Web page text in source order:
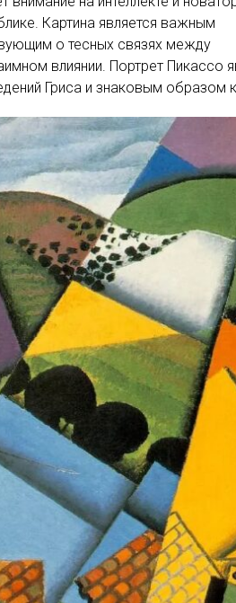
Картина является важным
о тесных связях между
влиянии. Портрет Пикассо
Гриса и знаковым образом